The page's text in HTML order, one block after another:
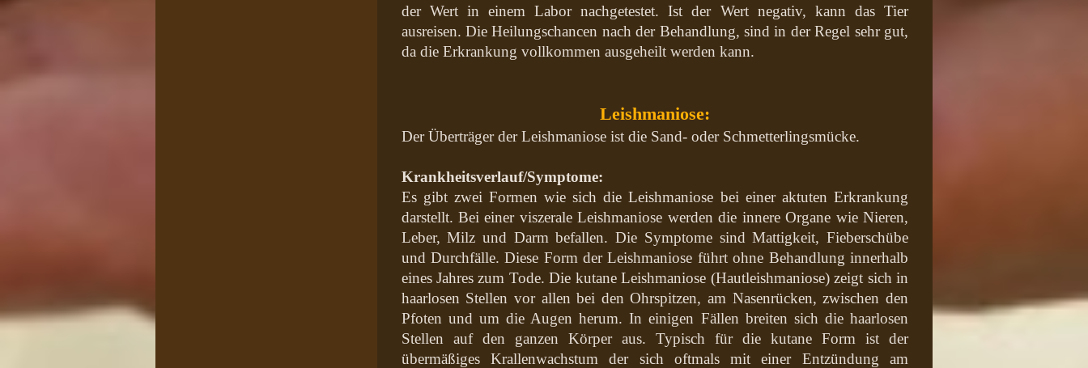
der Wert in einem Labor nachgetestet. Ist der Wert negativ, kann das Tier
ausreisen. Die Heilungschancen nach der Behandlung, sind in der Regel sehr gut,
da die Erkrankung vollkommen ausgeheilt werden kann.
Leishmaniose:
Der Überträger der Leishmaniose ist die Sand- oder Schmetterlingsmücke.
Krankheitsverlauf/Symptome:
Es gibt zwei Formen wie sich die Leishmaniose bei einer aktuten Erkrankung
darstellt. Bei einer viszerale Leishmaniose werden die innere Organe wie Nieren,
Leber, Milz und Darm befallen. Die Symptome sind Mattigkeit, Fieberschübe
und Durchfälle. Diese Form der Leishmaniose führt ohne Behandlung innerhalb
eines Jahres zum Tode. Die kutane Leishmaniose (Hautleishmaniose) zeigt sich in
haarlosen Stellen vor allen bei den Ohrspitzen, am Nasenrücken, zwischen den
Pfoten und um die Augen herum. In einigen Fällen breiten sich die haarlosen
Stellen auf den ganzen Körper aus. Typisch für die kutane Form ist der
übermäßiges Krallenwachstum der sich oftmals mit einer Entzündung am